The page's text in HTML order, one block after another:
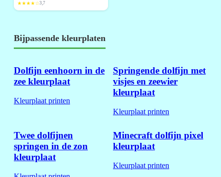
★★★★☆3,7
Bijpassende kleurplaten
Dolfijn eenhoorn in de
zee kleurplaat
Kleurplaat printen
Springende dolfijn met
visjes en zeewier
kleurplaat
Kleurplaat printen
Twee dolfijnen
springen in de zon
kleurplaat
Minecraft dolfijn pixel
kleurplaat
Kleurplaat printen